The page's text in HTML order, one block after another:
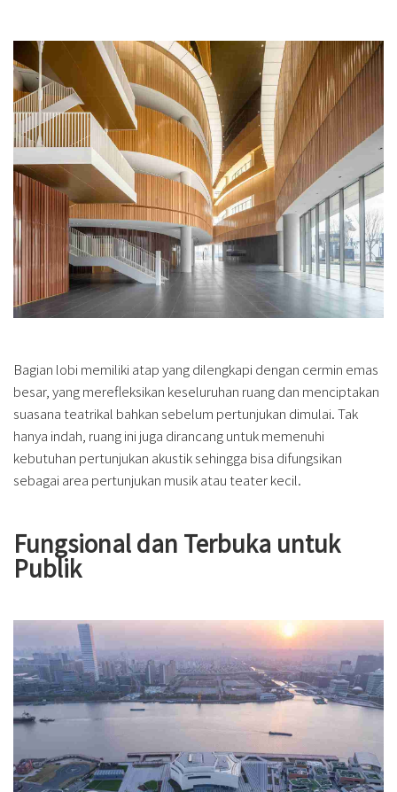
Bagian lobi memiliki atap yang dilengkapi dengan cermin emas
besar, yang merefleksikan keseluruhan ruang dan menciptakan
suasana teatrikal bahkan sebelum pertunjukan dimulai. Tak
hanya indah, ruang ini juga dirancang untuk memenuhi
kebutuhan pertunjukan akustik sehingga bisa difungsikan
sebagai area pertunjukan musik atau teater kecil.
Fungsional dan Terbuka untuk
Publik